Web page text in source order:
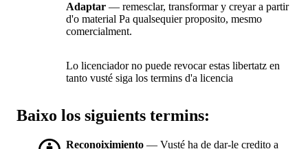
Adaptar — remesclar, transformar y creyar a partir
d'o material Pa qualsequier proposito, mesmo
comercialment.
Lo licenciador no puede revocar estas libertatz en
tanto vusté siga los termins d'a licencia
Baixo los siguients termins:
Reconoiximiento — Vusté ha de dar-le credito a